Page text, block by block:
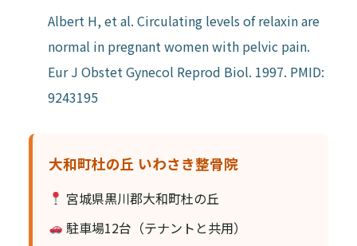
Albert H, et al. Circulating levels of relaxin are
normal in pregnant women with pelvic pain.
Eur J Obstet Gynecol Reprod Biol. 1997. PMID:
9243195
大和町杜の丘 いわさき整骨院
宮城県黒川郡大和町杜の丘
駐車場12台（テナントと共用）